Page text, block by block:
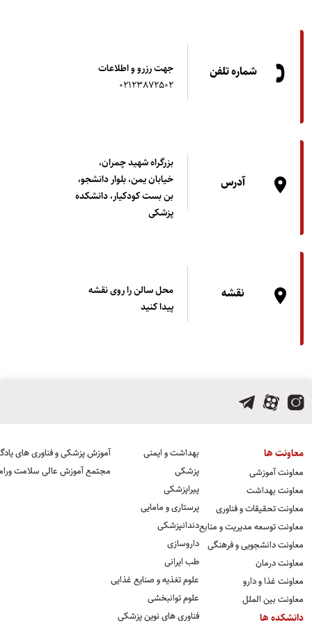
شماره تلفن
جهت رزرو و اطلاعات
02123872502
آدرس
بزرگراه شهید چمران،
خیابان یمن، بلوار دانشجو،
بن بست كودكيار، دانشکده
پزشکی
نقشه
محل سالن را روی نقشه
پیدا کنید
معاونت ها
معاونت آموزشی
معاونت بهداشت
معاونت تحقیقات و فناوری
معاونت توسعه مدیریت و منابع
معاونت دانشجویی و فرهنگی
معاونت درمان
معاونت غذا و دارو
معاونت بین الملل
دانشکده ها
بهداشت و ایمنی
پزشکی
پیراپزشکی
پرستاری و مامایی
دندانپزشکی
داروسازی
طب ایرانی
علوم تغذیه و صنایع غذایی
علوم توانبخشی
فناوری های نوین پزشکی
آموزش پزشکی و فناوری های
مجتمع آموزش عالی سلامت